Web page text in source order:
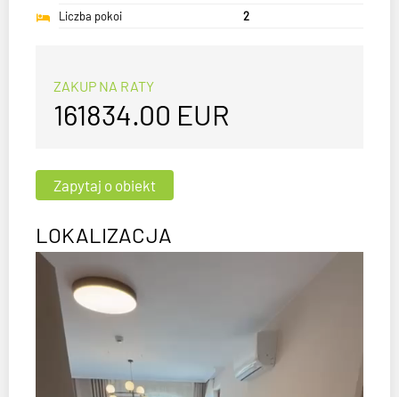
Liczba pokoi
2
ZAKUP NA RATY
161834.00 EUR
LOKALIZACJA